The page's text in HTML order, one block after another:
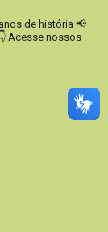
de história 📢
Acesse nossos